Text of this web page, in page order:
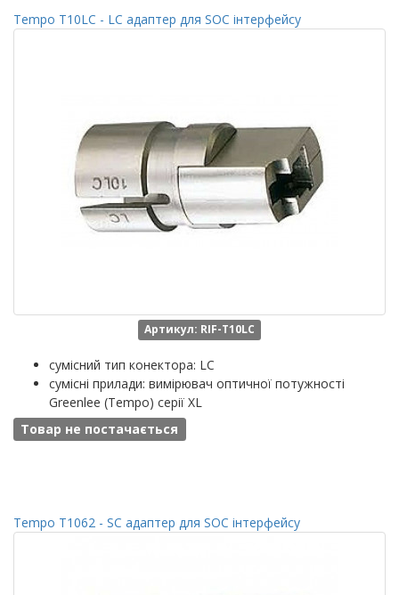
Tempo Т10LC - LC адаптер для SOC інтерфейсу
Артикул: RIF-Т10LC
сумісний тип конектора: LC
сумісні прилади: вимірювач оптичної потужності
Greenlee (Tempo) серії XL
Товар не постачається
Tempo T1062 - SC адаптер для SOC інтерфейсу